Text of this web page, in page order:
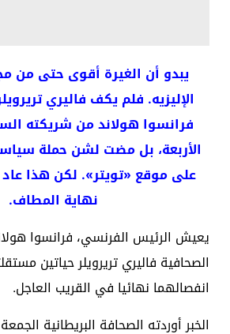
يبدو أن الغيرة أقوى حتى من
الإليزيه. فلم يكف فاليري
فرانسوا هولاند من شريكته
الأربعة، بل مضت لشن حملة
على موقع «تويتر». لكن هذا عاد
نهاية المطاف.
يعيش الرئيس الفرنسي، فرانسوا
الصحافية فاليري تريرويلر حياتين
انفصالهما نهائيا في القريب العاجل.
الخبر أوردته الصحافة البريطانية